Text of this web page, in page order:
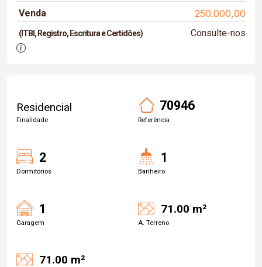
Venda
250.000,00
(ITBI, Registro, Escritura e Certidões) Consulte-nos
Residencial
Finalidade
70946
Referência
2
Dormitórios
1
Banheiro
1
Garagem
71.00 m²
A. Terreno
71.00 m²